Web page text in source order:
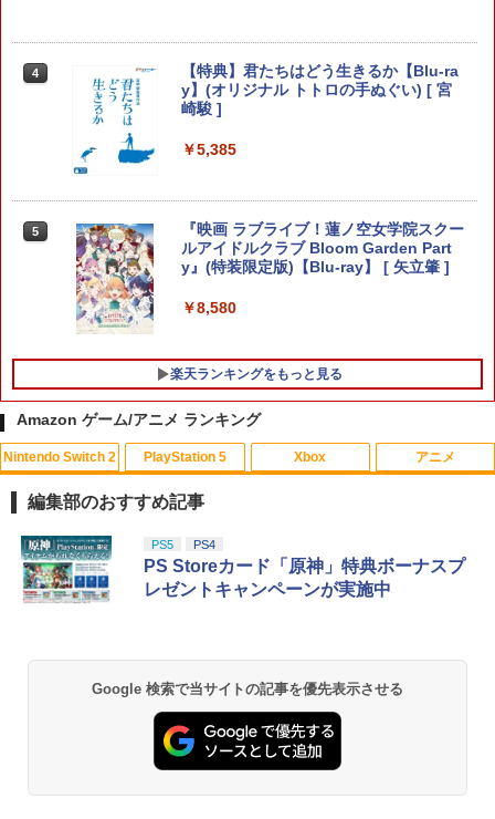
任天堂 【Switch2】Joy-Con 2 (L) ライ
コン2 Lライトブル-]
蝶〜 REMAKE [PS5版]
￥3,320
【当店独自で＋P10倍★要エントリー】
【中古】[PS5] オクトパストラベラーII
(OCTOPATH TRAVELER 2) スクウェ
ア・エニックス (20230224)
￥4,180
￥1,080
【楽天ランキング1位入賞】自動タップ
機 オートクリッカー 連打装置 USB給電
クリップ式 スマホ自動操作 日本語説明
ーム周回/ライブ/推し活対応 (ホワイト)
￥1,380
4
【特典】君たちはどう生きるか【Blu-ra
y】(オリジナル トトロの手ぬぐい) [ 宮
崎駿 ]
￥5,385
5
『映画 ラブライブ！蓮ノ空女学院スクー
ルアイドルクラブ Bloom Garden Part
y』(特装限定版)【Blu-ray】 [ 矢立肇 ]
￥8,580
楽天ランキングをもっと見る
Amazon ゲーム/アニメ ランキング
Nintendo Switch 2
1
スプラトゥーン レイダース|オンライン
コード版
スプラトゥーン レイダース -Switch2
￥6,446
PlayStation 5
1
PlayStation 5 デジタル・エディション
日本語専用 Console Language: Japan
ese only (CFI-2200B01)
プロダクトコード 封入
Xbox
1
【純正品】Xbox ワイヤレス コントロー
ラー + USB-C® ケーブル
【純正品】Xbox ワイヤレス コントロー
￥7,681
アニメ
1
劇場版「鬼滅の刃」無限城編 第一章 猗
窩座再来 通常版 [Blu-ray]
劇場版「鬼滅の刃」無限城編 第一章 猗
窩座再来 通常版 [DVD]
￥3,523
編集部のおすすめ記事
PS5 PS4
PS Storeカード「原神」特典ボーナスプ
レゼントキャンペーンが実施中
Google 検索で当サイトの記事を優先表示させる